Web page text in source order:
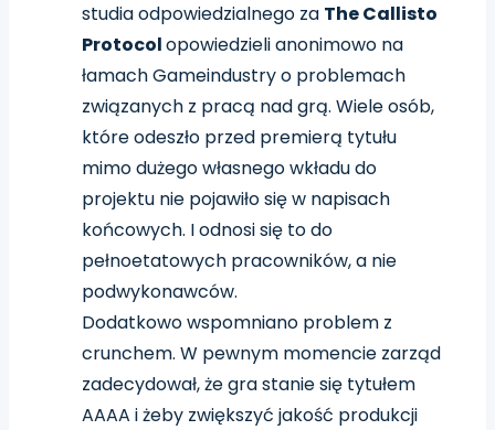
studia odpowiedzialnego za The Callisto
Protocolopowiedzieli anonimowo na
łamach Gameindustry o problemach
związanych z pracą nad grą. Wiele osób,
które odeszło przed premierą tytułu
mimo dużego własnego wkładu do
projektu nie pojawiło się w napisach
końcowych. I odnosi się to do
pełnoetatowych pracowników, a nie
podwykonawców.
Dodatkowo wspomniano problem z
crunchem. W pewnym momencie zarząd
zadecydował, że gra stanie się tytułem
AAAA i żeby zwiększyć jakość produkcji